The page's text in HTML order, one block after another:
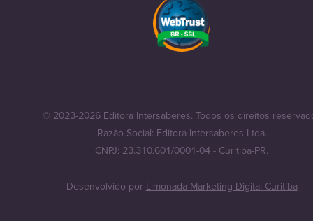
© 2023-2026 Editora Intersaberes. Todos os direitos
Razão Social: Editora Intersaberes Ltda.
CNPJ: 23.310.601/0001-04 - Curitiba-PR.
Desenvolvido por Limonada Marketing Digital Curitiba